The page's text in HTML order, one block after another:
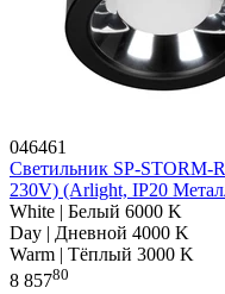
046461
Светильник SP-STORM-
230V) (Arlight, IP20
White | Белый 6000 K
Day | Дневной 4000 K
Warm | Тёплый 3000 K
8 85780